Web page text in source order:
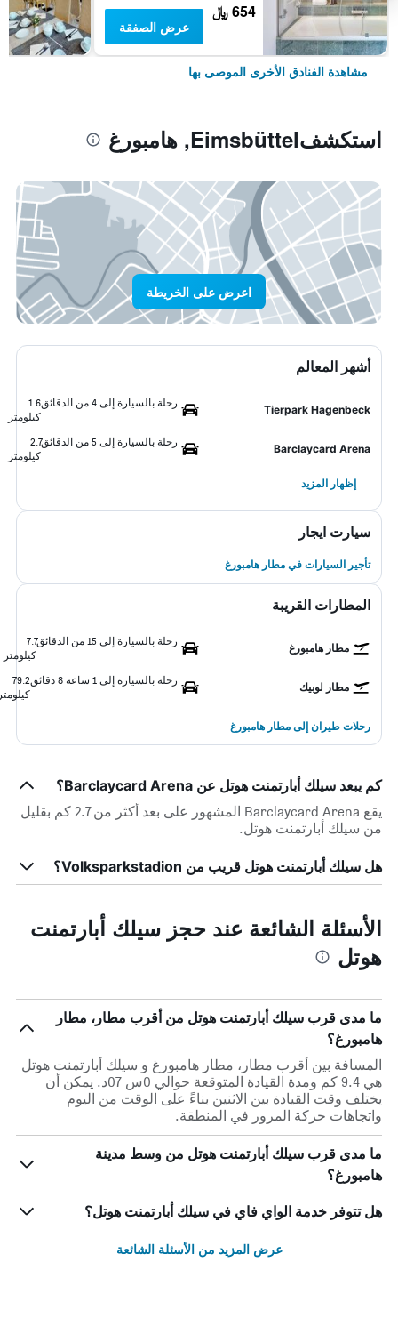
654 ﷼
عرض الصفقة
مشاهدة الفنادق الأخرى الموصى بها
استكشفEimsbüttel, هامبورغ
اعرض على الخريطة
أشهر المعالم
Tierpark Hagenbeck
رحلة بالسيارة إلى 4 من الدقائق
1.6
كيلومتر
Barclaycard Arena
رحلة بالسيارة إلى 5 من الدقائق
2.7
كيلومتر
إظهار المزيد
سيارت ايجار
تأجير السيارات في مطار هامبورغ
المطارات القريبة
مطار هامبورغ
رحلة بالسيارة إلى 15 من الدقائق
7.7
كيلومتر
مطار لوبيك
رحلة بالسيارة إلى 1 ساعة 8 دقائق
79.2
رحلات طيران إلى مطار هامبورغ
كم يبعد سيلك أبارتمنت هوتل عن Barclaycard Arena؟
يقع Barclaycard Arena المشهور على بعد أكثر من 2.7 كم بقليل
من سيلك أبارتمنت هوتل.
هل سيلك أبارتمنت هوتل قريب من Volksparkstadion؟
الأسئلة الشائعة عند حجز سيلك أبارتمنت
هوتل
ما مدى قرب سيلك أبارتمنت هوتل من أقرب مطار، مطار
هامبورغ؟
المسافة بين أقرب مطار، مطار هامبورغ و سيلك أبارتمنت هوتل
هي 9.4 كم ومدة القيادة المتوقعة حوالي 0س 07د. يمكن أن
يختلف وقت القيادة بين الاثنين بناءً على الوقت من اليوم
واتجاهات حركة المرور في المنطقة.
ما مدى قرب سيلك أبارتمنت هوتل من وسط مدينة
هامبورغ؟
هل تتوفر خدمة الواي فاي في سيلك أبارتمنت هوتل؟
عرض المزيد من الأسئلة الشائعة